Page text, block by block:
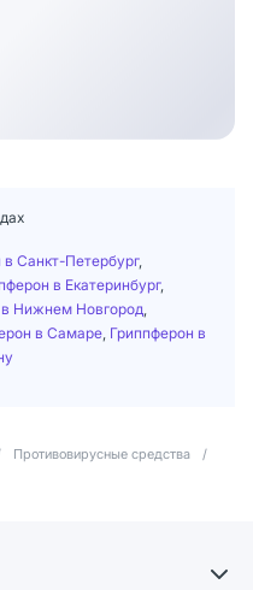
в Санкт-Петербург,
в Екатеринбург,
в Нижнем Новгород
в Самаре Гриппферон в
Противовирусные средства
/